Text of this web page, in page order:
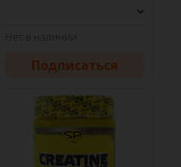
Подписаться